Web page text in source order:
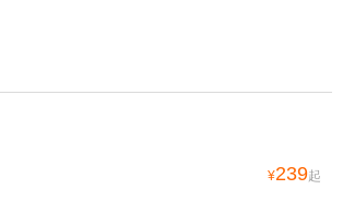
¥239起